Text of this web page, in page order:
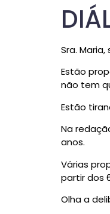
Sra. Maria,
Estão
não tem
Estão
Na
anos.
Várias
partir dos
Olha a